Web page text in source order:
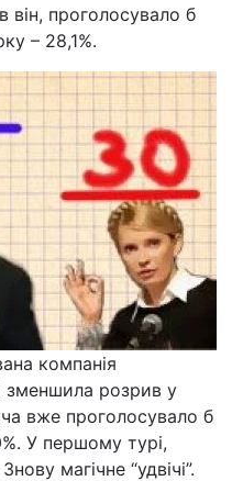
він, проголосувало б
– 28,1%.
компанія
зменшила розрив у
вже проголосувало б
У першому турі,
магічне “удвічі”.